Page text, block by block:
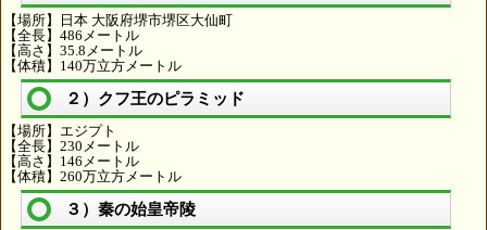
【場所】日本 大阪府堺市堺区大仙町
【全長】486メートル
【高さ】35.8メートル
【体積】140万立方メートル
２）クフ王のピラミッド
【場所】エジプト
【全長】230メートル
【高さ】146メートル
【体積】260万立方メートル
３）秦の始皇帝陵